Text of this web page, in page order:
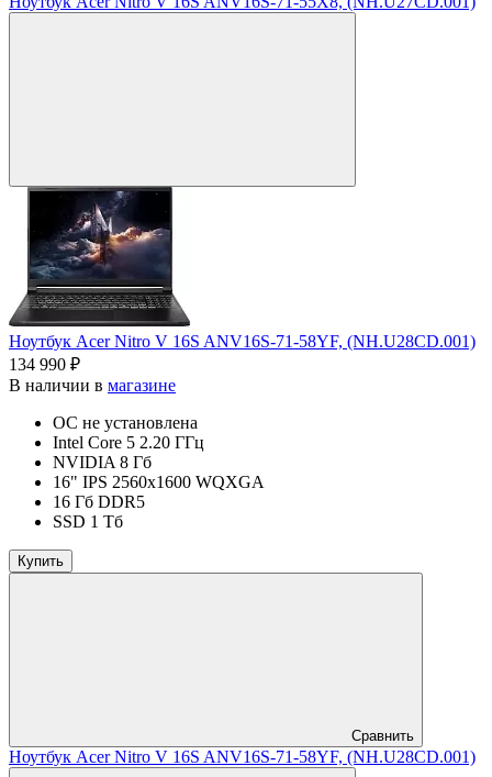
Ноутбук Acer Nitro V 16S ANV16S-71-58YF, (NH.U28CD.001)
134 990 ₽
В наличии в магазине
ОС не установлена
Intel Core 5 2.20 ГГц
NVIDIA 8 Гб
16" IPS 2560x1600 WQXGA
16 Гб DDR5
SSD 1 Тб
Купить
Сравнить
Ноутбук Acer Nitro V 16S ANV16S-71-58YF, (NH.U28CD.001)